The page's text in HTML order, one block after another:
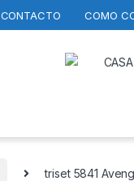
CONTACTO COMO
triset 5841